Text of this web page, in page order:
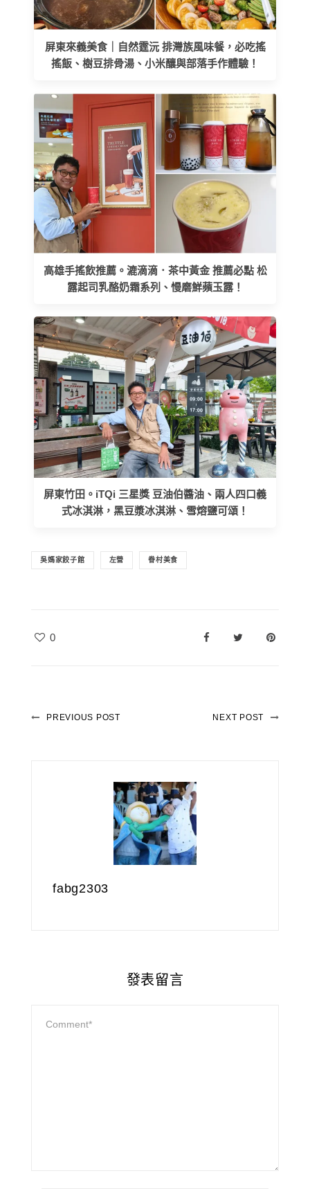
屏東來義美食｜自然霆沅 排灣族風味餐，必吃搖
搖飯、樹豆排骨湯、小米釀與部落手作體驗！
高雄手搖飲推薦。漉滴滴．茶中黃金 推薦必點 松
露起司乳酪奶霜系列、慢磨鮮蘋玉露！
屏東竹田。iTQi 三星獎 豆油伯醬油、兩人四口義
式冰淇淋，黑豆漿冰淇淋、雪熔鹽可頌！
吳媽家餃子館 左營 眷村美食
0
PREVIOUS POST NEXT POST
fabg2303
發表留言